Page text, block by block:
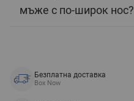
мъже с по-широк нос?
Безплатна доставка
Box Now